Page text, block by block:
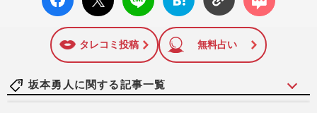
ok い
ト
ブック
に追加
ト
タレコミ投稿 無料占い
坂本勇人に関する記事一覧